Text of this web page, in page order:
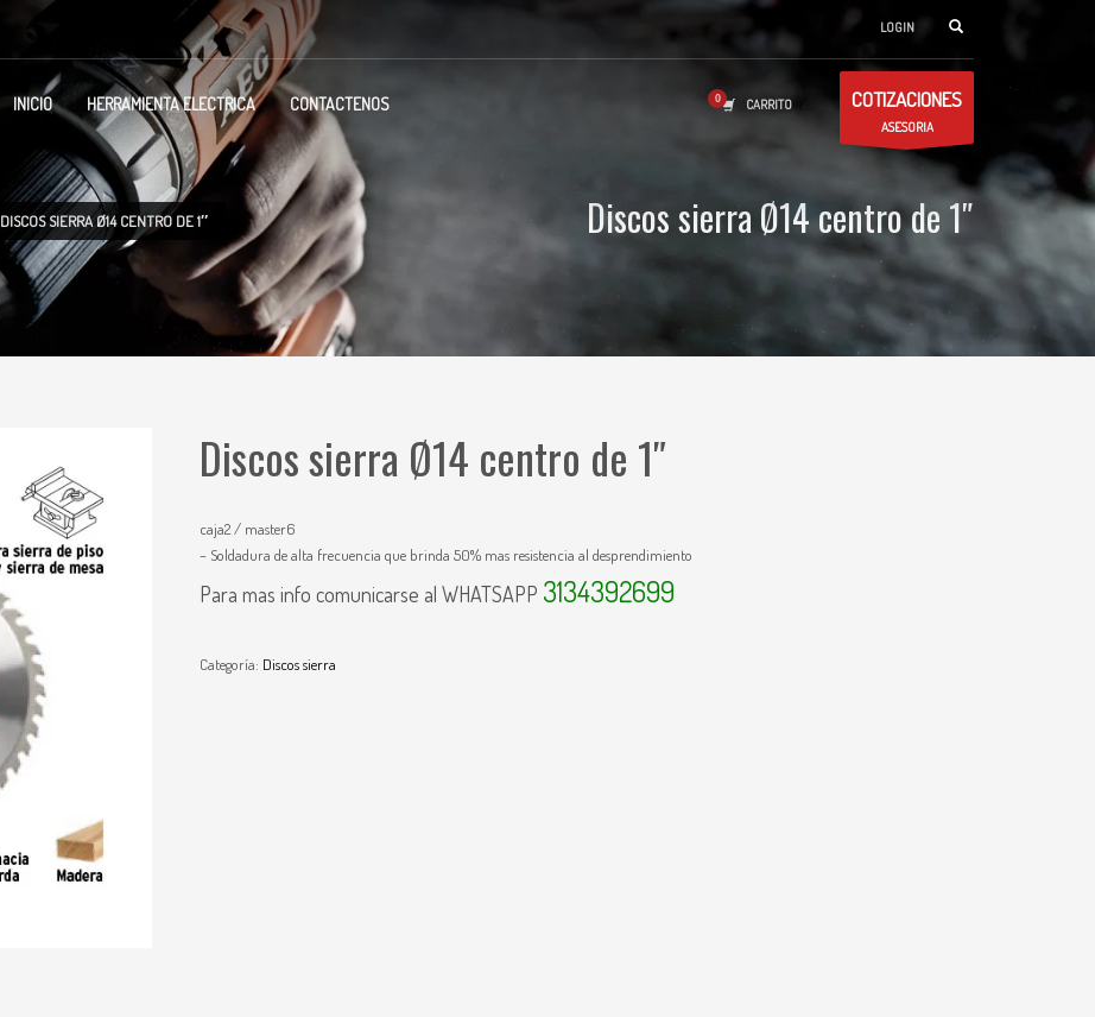
LOGIN
INICIO HERRAMIENTA ELECTRICA CONTACTENOS CARRITO COTIZACIONES
ASESORIA
DISCOS SIERRA Ø14 CENTRO DE 1″ Discos sierra Ø14 centro de 1″
Discos sierra Ø14 centro de 1″
caja2 / master6
– Soldadura de alta frecuencia que brinda 50% mas resistencia al desprendimiento
Para mas info comunicarse al WHATSAPP 3134392699
Categoría: Discos sierra